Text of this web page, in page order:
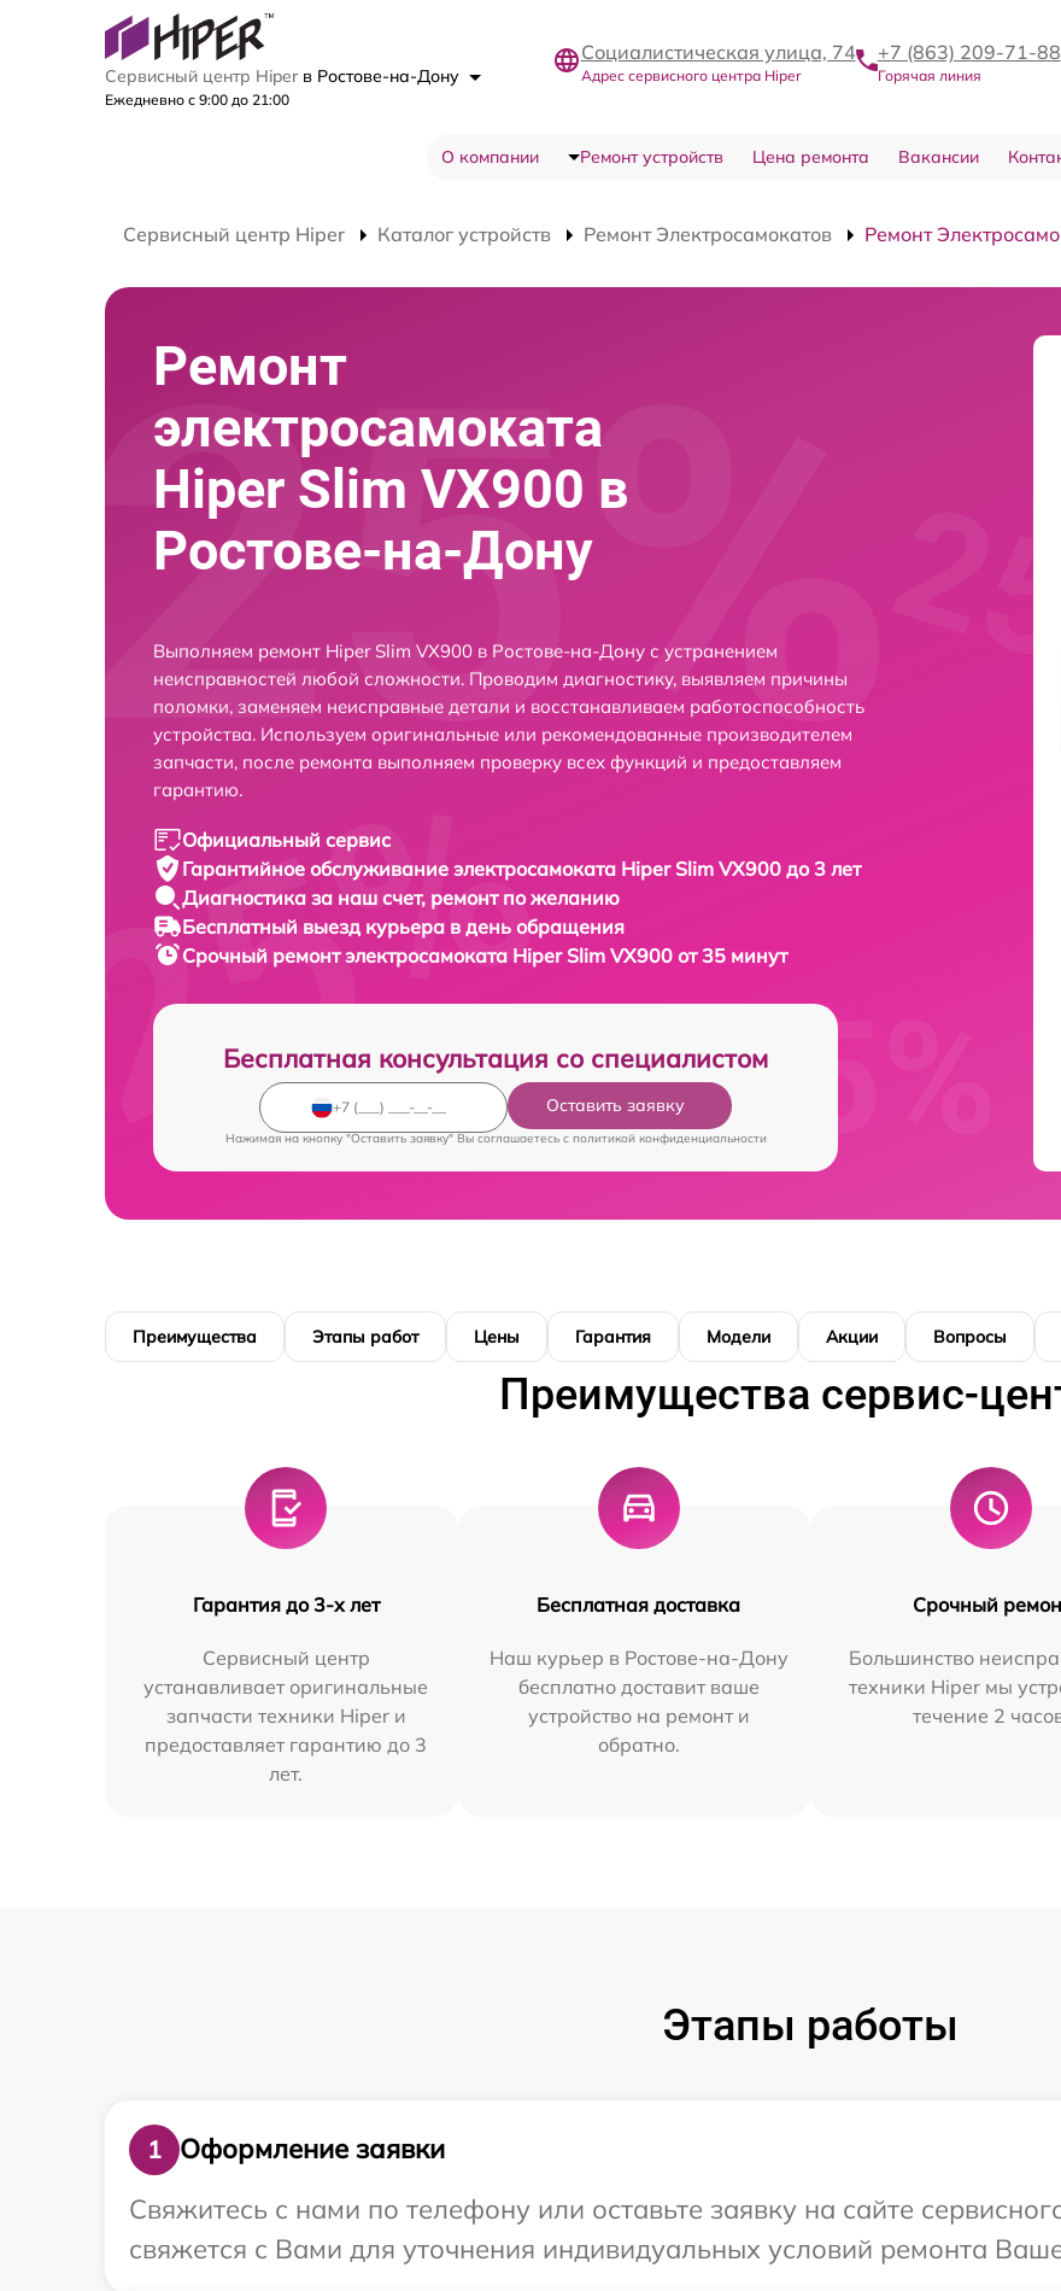
Сервисный центр Hiper в Ростове-на-Дону
Ежедневно с 9:00 до 21:00
Социалистическая улица, 74
Адрес сервисного центра Hiper
+7 (863) 209-71-88
Горячая линия
О компании Ремонт устройств Цена ремонта Вакансии
Сервисный центр Hiper Каталог устройств Ремонт Электросамокатов Ремонт
Ремонт
электросамоката
Hiper Slim VX900 в
Ростове-на-Дону
Выполняем ремонт Hiper Slim VX900 в Ростове-на-Дону с устранением
неисправностей любой сложности. Проводим диагностику, выявляем причины
поломки, заменяем неисправные детали и восстанавливаем работоспособность
устройства. Используем оригинальные или рекомендованные производителем
запчасти, после ремонта выполняем проверку всех функций и предоставляем
гарантию.
Официальный сервис
Гарантийное обслуживание электросамоката Hiper Slim VX900 до 3 лет
Диагностика за наш счет, ремонт по желанию
Бесплатный выезд курьера в день обращения
Срочный ремонтэлектросамоката Hiper Slim VX900 от 35 минут
Бесплатная консультация со специалистом
Оставить заявку
Нажимая на кнопку "Оставить заявку" Вы соглашаетесь c политикой конфиденциальности
Преимущества Этапы работ Цены Гарантия Модели Акции Вопросы
Преимущества сервис-
Гарантия до 3-х лет
Сервисный центр
устанавливает оригинальные
запчасти техники Hiper и
предоставляет гарантию до 3
лет.
Бесплатная доставка
Наш курьер в Ростове-на-Дону
бесплатно доставит ваше
устройство на ремонт и
обратно.
Срочный
Большинство
техники Hiper мы
течение 2
Этапы работы
1
Оформление заявки
Свяжитесь с нами по телефону или оставьте заявку на сайте
свяжется с Вами для уточнения индивидуальных условий ремонта